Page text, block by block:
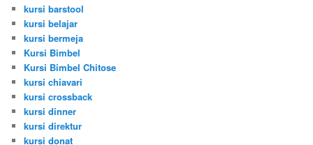
kursi barstool
kursi belajar
kursi bermeja
Kursi Bimbel
Kursi Bimbel Chitose
kursi chiavari
kursi crossback
kursi dinner
kursi direktur
kursi donat